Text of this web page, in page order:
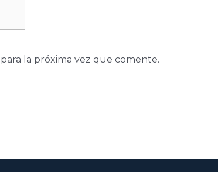
la próxima vez que comente.